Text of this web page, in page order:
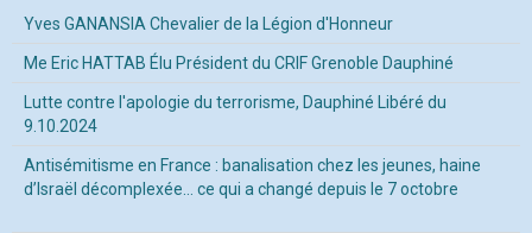
Yves GANANSIA Chevalier de la Légion d'Honneur
Me Eric HATTAB Élu Président du CRIF Grenoble Dauphiné
Lutte contre l'apologie du terrorisme, Dauphiné Libéré du
9.10.2024
Antisémitisme en France : banalisation chez les jeunes, haine
d’Israël décomplexée… ce qui a changé depuis le 7 octobre